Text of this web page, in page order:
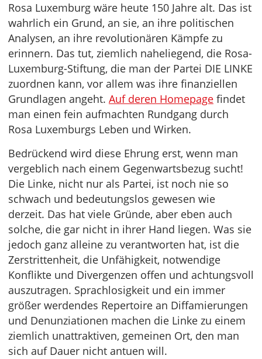
Rosa Luxemburg wäre heute 150 Jahre alt. Das ist
wahrlich ein Grund, an sie, an ihre politischen
Analysen, an ihre revolutionären Kämpfe zu
erinnern. Das tut, ziemlich naheliegend, die Rosa-
Luxemburg-Stiftung, die man der Partei DIE LINKE
zuordnen kann, vor allem was ihre finanziellen
Grundlagen angeht. Auf deren Homepage findet
man einen fein aufmachten Rundgang durch
Rosa Luxemburgs Leben und Wirken.
Bedrückend wird diese Ehrung erst, wenn man
vergeblich nach einem Gegenwartsbezug sucht!
Die Linke, nicht nur als Partei, ist noch nie so
schwach und bedeutungslos gewesen wie
derzeit. Das hat viele Gründe, aber eben auch
solche, die gar nicht in ihrer Hand liegen. Was sie
jedoch ganz alleine zu verantworten hat, ist die
Zerstrittenheit, die Unfähigkeit, notwendige
Konflikte und Divergenzen offen und achtungsvoll
auszutragen. Sprachlosigkeit und ein immer
größer werdendes Repertoire an Diffamierungen
und Denunziationen machen die Linke zu einem
ziemlich unattraktiven, gemeinen Ort, den man
sich auf Dauer nicht antuen will.